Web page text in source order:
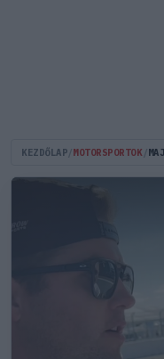
KEZDŐLAP MOTORSPORTOK